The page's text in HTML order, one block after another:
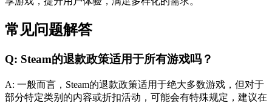
常见问题解答
Q: Steam的退款政策适用于所有游戏吗？
A: 一般而言，Steam的退款政策适用于绝大多数游戏，但对于
部分特定类别的内容或折扣活动，可能会有特殊规定，建议在